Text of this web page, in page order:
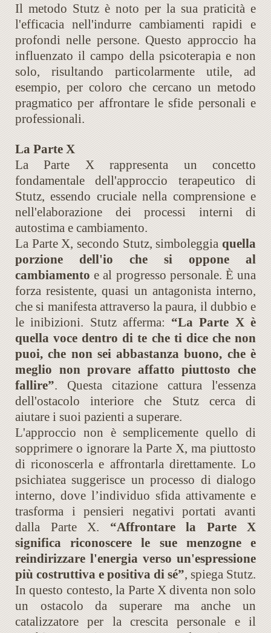
Il metodo Stutz è noto per la sua praticità e
l'efficacia nell'indurre cambiamenti rapidi e
profondi nelle persone. Questo approccio ha
influenzato il campo della psicoterapia e non
solo, risultando particolarmente utile, ad
esempio, per coloro che cercano un metodo
pragmatico per affrontare le sfide personali e
professionali.
La Parte X
La Parte X rappresenta un concetto
fondamentale dell'approccio terapeutico di
Stutz, essendo cruciale nella comprensione e
nell'elaborazione dei processi interni di
autostima e cambiamento.
La Parte X, secondo Stutz, simboleggia quella
porzione dell'io che si oppone al
cambiamento e al progresso personale. È una
forza resistente, quasi un antagonista interno,
che si manifesta attraverso la paura, il dubbio e
le inibizioni. Stutz afferma: “La Parte X è
quella voce dentro di te che ti dice che non
puoi, che non sei abbastanza buono, che è
meglio non provare affatto piuttosto che
fallire”. Questa citazione cattura l'essenza
dell'ostacolo interiore che Stutz cerca di
aiutare i suoi pazienti a superare.
L'approccio non è semplicemente quello di
sopprimere o ignorare la Parte X, ma piuttosto
di riconoscerla e affrontarla direttamente. Lo
psichiatea suggerisce un processo di dialogo
interno, dove l’individuo sfida attivamente e
trasforma i pensieri negativi portati avanti
dalla Parte X. “Affrontare la Parte X
significa riconoscere le sue menzogne e
reindirizzare l'energia verso un'espressione
più costruttiva e positiva di sé”, spiega Stutz.
In questo contesto, la Parte X diventa non solo
un ostacolo da superare ma anche un
catalizzatore per la crescita personale e il